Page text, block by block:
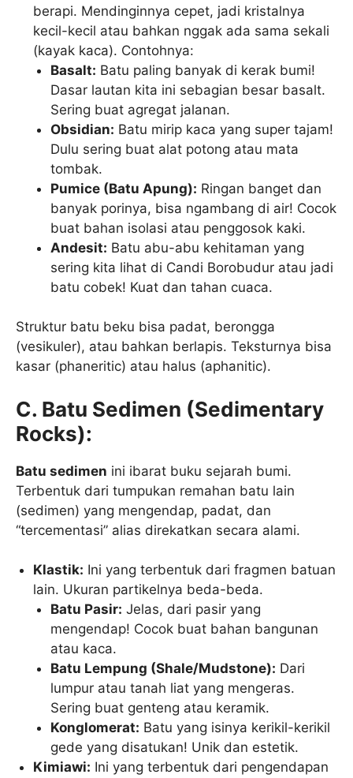
berapi. Mendinginnya cepet, jadi kristalnya
kecil-kecil atau bahkan nggak ada sama sekali
(kayak kaca). Contohnya:
Basalt: Batu paling banyak di kerak bumi!
Dasar lautan kita ini sebagian besar basalt.
Sering buat agregat jalanan.
Obsidian: Batu mirip kaca yang super tajam!
Dulu sering buat alat potong atau mata
tombak.
Pumice (Batu Apung): Ringan banget dan
banyak porinya, bisa ngambang di air! Cocok
buat bahan isolasi atau penggosok kaki.
Andesit: Batu abu-abu kehitaman yang
sering kita lihat di Candi Borobudur atau jadi
batu cobek! Kuat dan tahan cuaca.
Struktur batu beku bisa padat, berongga
(vesikuler), atau bahkan berlapis. Teksturnya bisa
kasar (phaneritic) atau halus (aphanitic).
C. Batu Sedimen (Sedimentary
Rocks):
Batu sedimen ini ibarat buku sejarah bumi.
Terbentuk dari tumpukan remahan batu lain
(sedimen) yang mengendap, padat, dan
“tercementasi” alias direkatkan secara alami.
Klastik: Ini yang terbentuk dari fragmen batuan
lain. Ukuran partikelnya beda-beda.
Batu Pasir: Jelas, dari pasir yang
mengendap! Cocok buat bahan bangunan
atau kaca.
Batu Lempung (Shale/Mudstone): Dari
lumpur atau tanah liat yang mengeras.
Sering buat genteng atau keramik.
Konglomerat: Batu yang isinya kerikil-kerikil
gede yang disatukan! Unik dan estetik.
Kimiawi: Ini yang terbentuk dari pengendapan